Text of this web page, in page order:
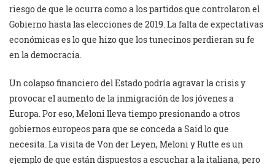
riesgo de que le ocurra como a los partidos que controlaron el
Gobierno hasta las elecciones de 2019. La falta de expectativas
económicas es lo que hizo que los tunecinos perdieran su fe
en la democracia.
Un colapso financiero del Estado podría agravar la crisis y
provocar el aumento de la inmigración de los jóvenes a
Europa. Por eso, Meloni lleva tiempo presionando a otros
gobiernos europeos para que se conceda a Said lo que
necesita. La visita de Von der Leyen, Meloni y Rutte es un
ejemplo de que están dispuestos a escuchar a la italiana, pero